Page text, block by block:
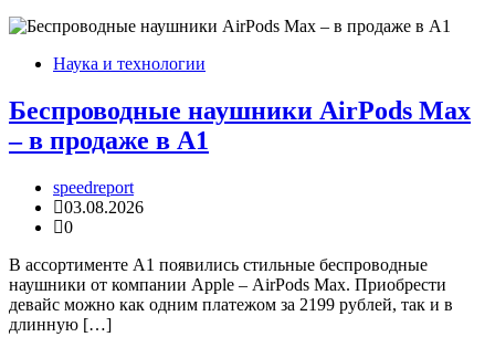
Наука и технологии
Беспроводные наушники AirPods Max
– в продаже в А1
speedreport
03.08.2026
0
В ассортименте А1 появились стильные беспроводные
наушники от компании Apple – AirPods Max. Приобрести
девайс можно как одним платежом за 2199 рублей, так и в
длинную […]